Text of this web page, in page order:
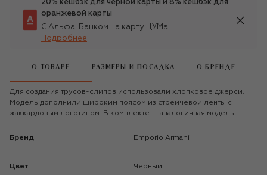
20% кешбэк для чёрной карты и 8% кешбэк для
оранжевой карты
С Альфа-Банком на карту ЦУМа
Подробнее
О ТОВАРЕ РАЗМЕРЫ И ПОСАДКА О БРЕНДЕ
Для создания трусов-слипов использовали хлопковое джерси.
Модель дополнили широким поясом из стрейчевой ленты с
жаккардовым логотипом. В комплекте — аналогичная модель.
Бренд Emporio Armani
Цвет Черный